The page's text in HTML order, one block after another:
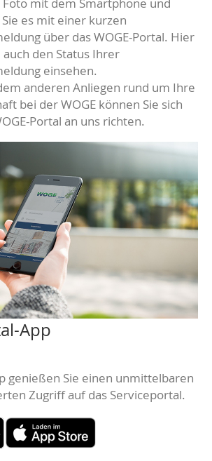
es mit einer kurzen
über das WOGE-Portal. Hier
auch den Status Ihrer
einsehen.
anderen Anliegen rund um Ihre
bei der WOGE können Sie sich
Portal an uns richten.
App
genießen Sie einen unmittelbaren
Zugriff auf das Serviceportal.